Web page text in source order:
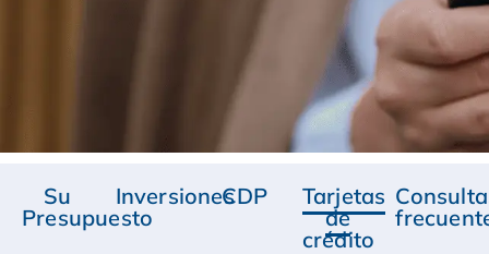
Su
Presupuesto
InversionesCDP
Tarjetas
de
crédito